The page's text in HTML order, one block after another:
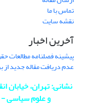
تماس با ما
نقشه سایت
آخرین اخبار
پیشینه فصلنامه
عدم دریافت مقاله جدید
نشانی: تهران، خیابان
و علوم سیاسی - طبقه 4 - دفتر